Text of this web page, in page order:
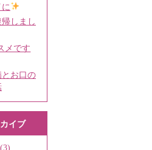
しまし
メです
お口の
イブ